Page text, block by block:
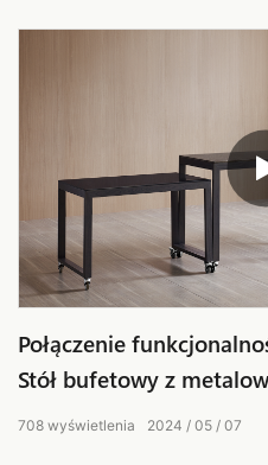
Połączenie
Stół bufetowy z
2024 05 07
708 wyświetlenia